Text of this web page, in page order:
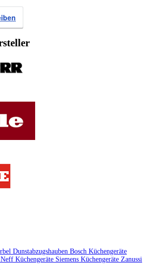
Dunstabzugshauben Bosch Küchengeräte
Neff Küchengeräte Siemens Küchengeräte Zanussi